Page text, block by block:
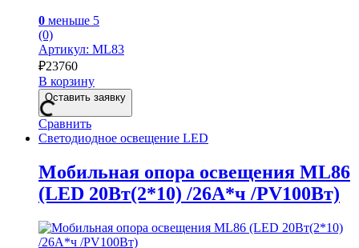
0 меньше 5
(0)
Артикул: ML83
₽23760
В корзину
Оставить заявку
Сравнить
Светодиодное освещение LED
Мобильная опора освещения ML86
(LED 20Вт(2*10) /26А*ч /PV100Вт)